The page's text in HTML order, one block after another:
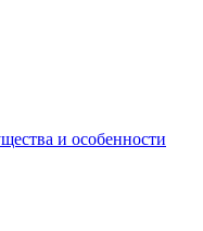
и особенности